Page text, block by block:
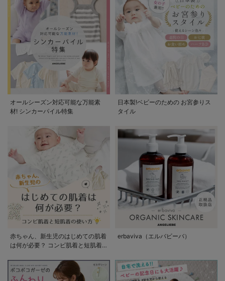
オールシーズン対応可能な万能素
材! シンカーパイル特集
日本製!ベビーのための お宮参りス
タイル
赤ちゃん、新生児のはじめての肌着
は何が必要？ コンビ肌着と短肌着
erbaviva（エルバビーバ）